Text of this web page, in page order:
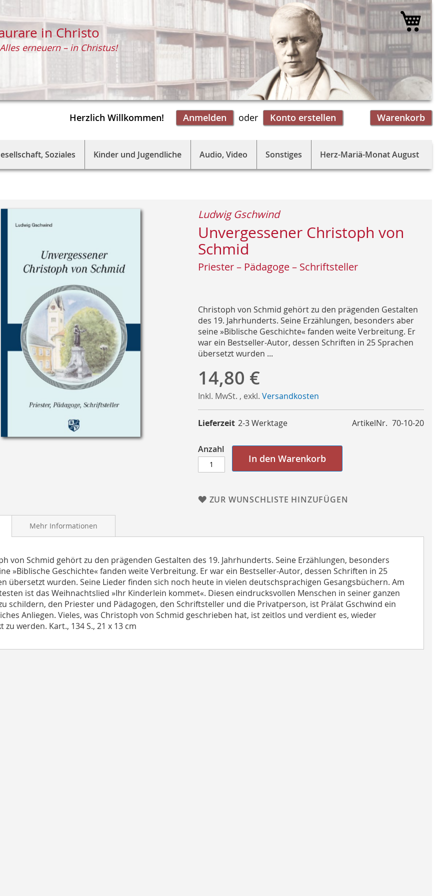
Herzlich Willkommen! Anmelden Warenkorb
Konto erstellen
in Christo
Alles erneuern – in Christus!
Mein
Soziales Kinder und Jugendliche Audio, Video Sonstiges Herz-Mariä-Monat August
Unvergessener Christoph von
Schmid
Priester – Pädagoge – Schriftsteller
Ludwig Gschwind
Christoph von Schmid gehört zu den prägenden Gestalten
des 19. Jahrhunderts. Seine Erzählungen, besonders aber
seine »Biblische Geschichte« fanden weite Verbreitung. Er
war ein Bestseller-Autor, dessen Schriften in 25 Sprachen
übersetzt wurden ...
14,80 €
Inkl. MwSt. , exkl. Versandkosten
ArtikelNr. 70-10-20
Lieferzeit 2-3 Werktage
Anzahl
In den Warenkorb
ZUR WUNSCHLISTE HINZUFÜGEN
von Schmid gehört zu den prägenden Gestalten des 19. Jahrhunderts. Seine Erzählungen, besonders
»Biblische Geschichte« fanden weite Verbreitung. Er war ein Bestseller-Autor, dessen Schriften in 25
übersetzt wurden. Seine Lieder finden sich noch heute in vielen deutschsprachigen Gesangsbüchern. Am
ist das Weihnachtslied »Ihr Kinderlein kommet«. Diesen eindrucksvollen Menschen in seiner ganzen
schildern, den Priester und Pädagogen, den Schriftsteller und die Privatperson, ist Prälat Gschwind ein
Anliegen. Vieles, was Christoph von Schmid geschrieben hat, ist zeitlos und verdient es, wieder
zu werden. Kart., 134 S., 21 x 13 cm
Mehr Informationen